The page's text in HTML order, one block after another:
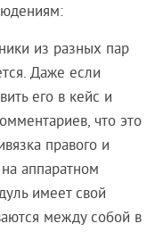
из разных пар
Даже если
его в кейс и
что это
правого и
аппаратном
имеет свой
между собой в